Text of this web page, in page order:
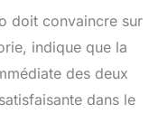
doit convaincre sur
indique que la
des deux
dans le